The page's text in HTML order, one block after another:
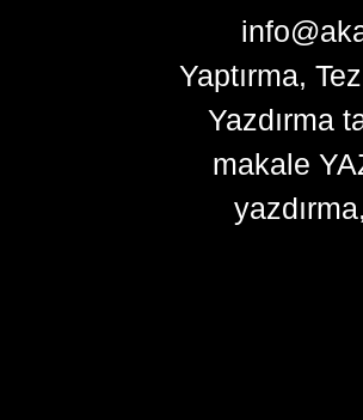
Yaptırma,
Yazdırma
makale